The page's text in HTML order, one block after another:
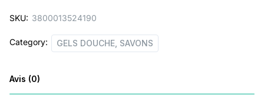
SKU: 3800013524190
Category: GELS DOUCHE, SAVONS
Avis (0)